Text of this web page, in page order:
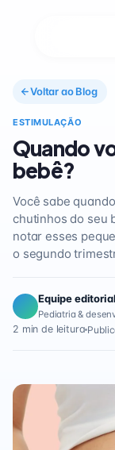
Voltar ao Blog
ESTIMULAÇÃO
Quando
bebê?
Você sabe
chutinhos do seu
notar esses
o segundo
Equipe
Pediatria &
2 min de leitura